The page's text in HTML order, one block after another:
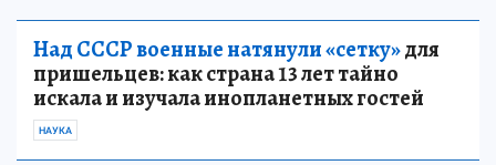
Над СССР военные натянули «сетку»для
пришельцев: как страна 13 лет тайно
искала и изучала инопланетных гостей
НАУКА